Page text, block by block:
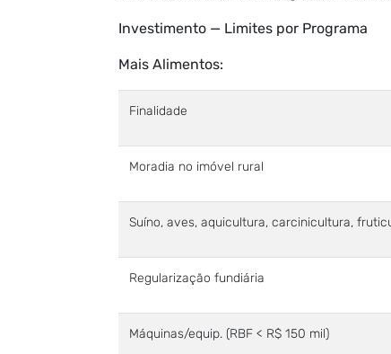
Investimento — Limites por Programa
Mais Alimentos:
Finalidade
Moradia no imóvel rural
Suíno, aves, aquicultura, carcinicultura,
Regularização fundiária
Máquinas/equip. (RBF < R$ 150 mil)